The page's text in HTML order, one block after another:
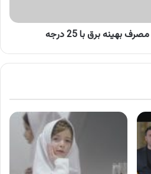
بهینه برق با 25 درجه